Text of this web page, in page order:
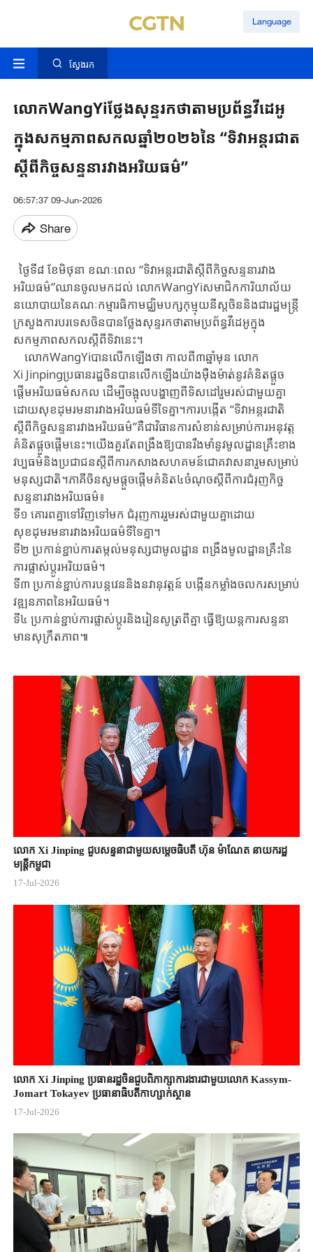
Language
ស្វែងរក
លោកWangYiថ្លែងសុន្ទរកថាតាមប្រព័ន្ធវីដេអូ
ក្នុងសកម្មភាពសកលឆ្នាំ២០២៦នៃ “ទិវាអន្តរជាត
ស្តីពីកិច្ចសន្ទនារវាងអរិយធម៌”
06:57:37 09-Jun-2026
Share
ថ្ងៃទី​៨ ខែមិថុនា ​ខណៈពេល​ “ទិវា​អន្តរជាតិ​ស្តីពី​កិច្ចសន្ទនា​រវាង​
អរិយធម៌”​ឈាន​ចូល​​មកដល់​ ​លោក​WangYi​សមាជិក​ការិយាល័យ​
នយោបាយ​នៃ​គណៈកម្មារធិកា​មជ្ឈិមបក្ស​កុម្មុយនីស្ត​ចិន​និង​ជា​រដ្ឋមន្ត្រី
ក្រសួងការបរទេស​ចិន​បាន​ថ្លែង​សុន្ទរកថា​តាម​ប្រព័ន្ធ​វីដេអូ​ក្នុង​​
សកម្មភាព​សកល​ស្តីពី​ទិវានេះ​។
លោក​WangYiបាន​លើកឡើងថា​ ​កាលពី​៣ឆ្នាំ​មុន​ ​លោក​
Xi Jinpingប្រធានរដ្ឋ​ចិន​បាន​លើកឡើង​យ៉ាង​ម៉ឺងម៉ាត់​នូវ​គំនិតផ្តួច
ផ្តើម​អរិយធម៌សកល​ ​ដើម្បី​ចង្អុល​បង្ហាញពី​ទិសដៅ​រួមរស់ជាមួយគ្នា
ដោយសុខដុមរមនា​រវាង​អរិយធម៌​ទីទៃ​គ្នា​។​ការ​បង្កើត​ “ទិវា​អន្តរជាតិ​
ស្តីពី​កិច្ចសន្ទនា​រវាង​អរិយធម៌”​គឺ​ជា​វិធានការ​សំខាន់​សម្រាប់​ការ​អនុវត្ត​
គំនិតផ្តួចផ្តើម​នេះ​។​យើងគួរតែ​ពង្រឹង​ឱ្យ​បាន​រឹង​មាំ​នូវ​មូលដ្ឋានគ្រឹះ​ខាង​
វប្បធម៌​និង​ប្រជាជន​ស្តីពី​ការ​កសាង​សហគមន៍​ជោគ​វាសនា​រួមសម្រាប់​​
មនុស្សជាតិ។​ភាគី​ចិន​សូម​ផ្តួចផ្តើម​គំនិត​៤​ចំណុច​ស្តីពី​ការ​ជំរុញ​កិច្ច
សន្ទនា​រវាង​អរិយធម៌​៖
ទី១ ​គោរពគ្នាទៅវិញទៅមក​ ​ជំរុញ​ការ​រួមរស់​​ជាមួយ​គ្នា​ដោយ​
សុខដុមរមនា​រវាង​អរិយធម៌​ទីទៃ​គ្នា​។
ទី២ ​ប្រកាន់​ខ្ជាប់​ការ​តម្កល់​មនុស្ស​ជា​មូលដ្ឋាន​ ​ពង្រឹង​មូលដ្ឋានគ្រឹះ​នៃ​
ការផ្លាស់ប្តូរ​អរិយធម៌​។
ទី៣​ ​ប្រកាន់​ខ្ជាប់​ការ​បន្តវេន​និង​នវានុវត្តន៍ ​បង្កើន​កម្លាំង​ចលករ​សម្រាប់​
វឌ្ឍនភាព​នៃ​អរិយធម៌។
ទី៤ ​ប្រកាន់​ខ្ជាប់​ការ​ផ្លាស់ប្តូរ​និង​រៀនសូត្រ​ពីគ្នា​​ ​ធ្វើ​ឱ្យ​យន្តការ​សន្ទនា​
មាន​សុក្រឹតភាព​៕
លោក Xi Jinping ជួបសន្ទនាជាមួយសម្តេចធិបតី ហ៊ុន ម៉ាណែត នាយករដ្ឋ
មន្ត្រីកម្ពុជា
17-Jul-2026
លោក Xi Jinping ប្រធានរដ្ឋចិន​ជួបពិភាក្សា​ការងារជាមួយ​លោក Kassym-
Jomart ​Tokayev ​ប្រធានាធិបតី​កាហ្សាក់ស្ថាន​
17-Jul-2026